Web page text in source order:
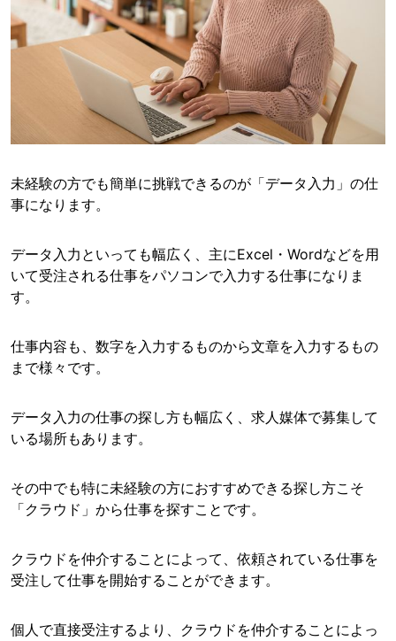
未経験の方でも簡単に挑戦できるのが「データ入力」の仕
事になります。
データ入力といっても幅広く、主にExcel・Wordなどを用
いて受注される仕事をパソコンで入力する仕事になりま
す。
仕事内容も、数字を入力するものから文章を入力するもの
まで様々です。
データ入力の仕事の探し方も幅広く、求人媒体で募集して
いる場所もあります。
その中でも特に未経験の方におすすめできる探し方こそ
「クラウド」から仕事を探すことです。
クラウドを仲介することによって、依頼されている仕事を
受注して仕事を開始することができます。
個人で直接受注するより、クラウドを仲介することによっ